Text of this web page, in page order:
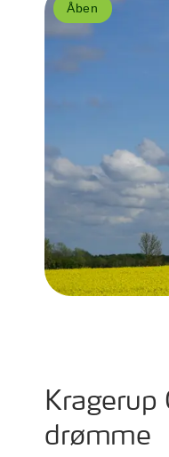
Åben
drømme